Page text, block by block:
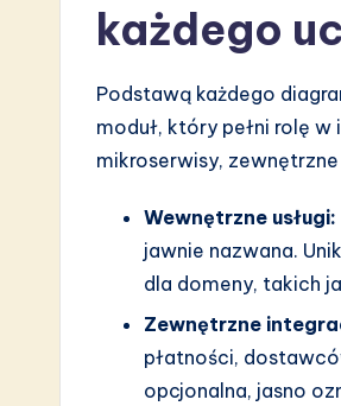
każdego
Podstawą każdego
moduł, który pełni rolę
mikroserwisy,
Wewnętrzne usługi:
jawnie nazwana.
dla domeny, takich
Zewnętrzne
płatności,
opcjonalna, jasno